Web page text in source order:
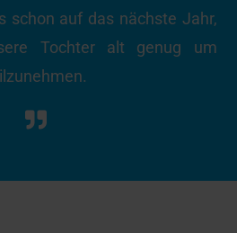
schon auf das nächste Jahr,
Tochter alt genug um